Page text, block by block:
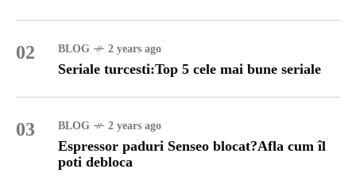
02 BLOG 2 years ago
Seriale turcesti:Top 5 cele mai bune seriale
03 BLOG 2 years ago
Espressor paduri Senseo blocat?Afla cum îl
poti debloca